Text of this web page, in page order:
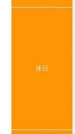
休日